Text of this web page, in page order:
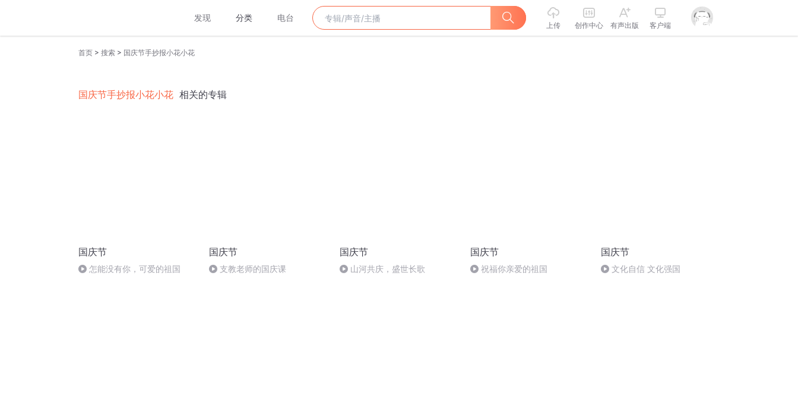
发现 分类 电台
上传 创作中心 有声出版 客户端
首页 > 搜索 > 国庆节手抄报小花小花
国庆节手抄报小花小花 相关的专辑
国庆节
怎能没有你，可爱的祖国
国庆节
支教老师的国庆课
国庆节
山河共庆，盛世长歌
国庆节
祝福你亲爱的祖国
国庆节
文化自信 文化强国